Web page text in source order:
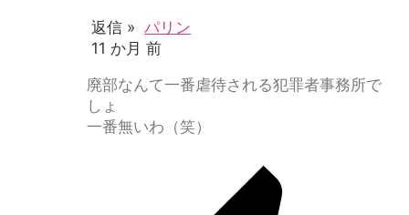
返信 » パリン
11 か月 前
廃部なんて一番虐待される犯罪者事務所で
しょ
一番無いわ（笑）